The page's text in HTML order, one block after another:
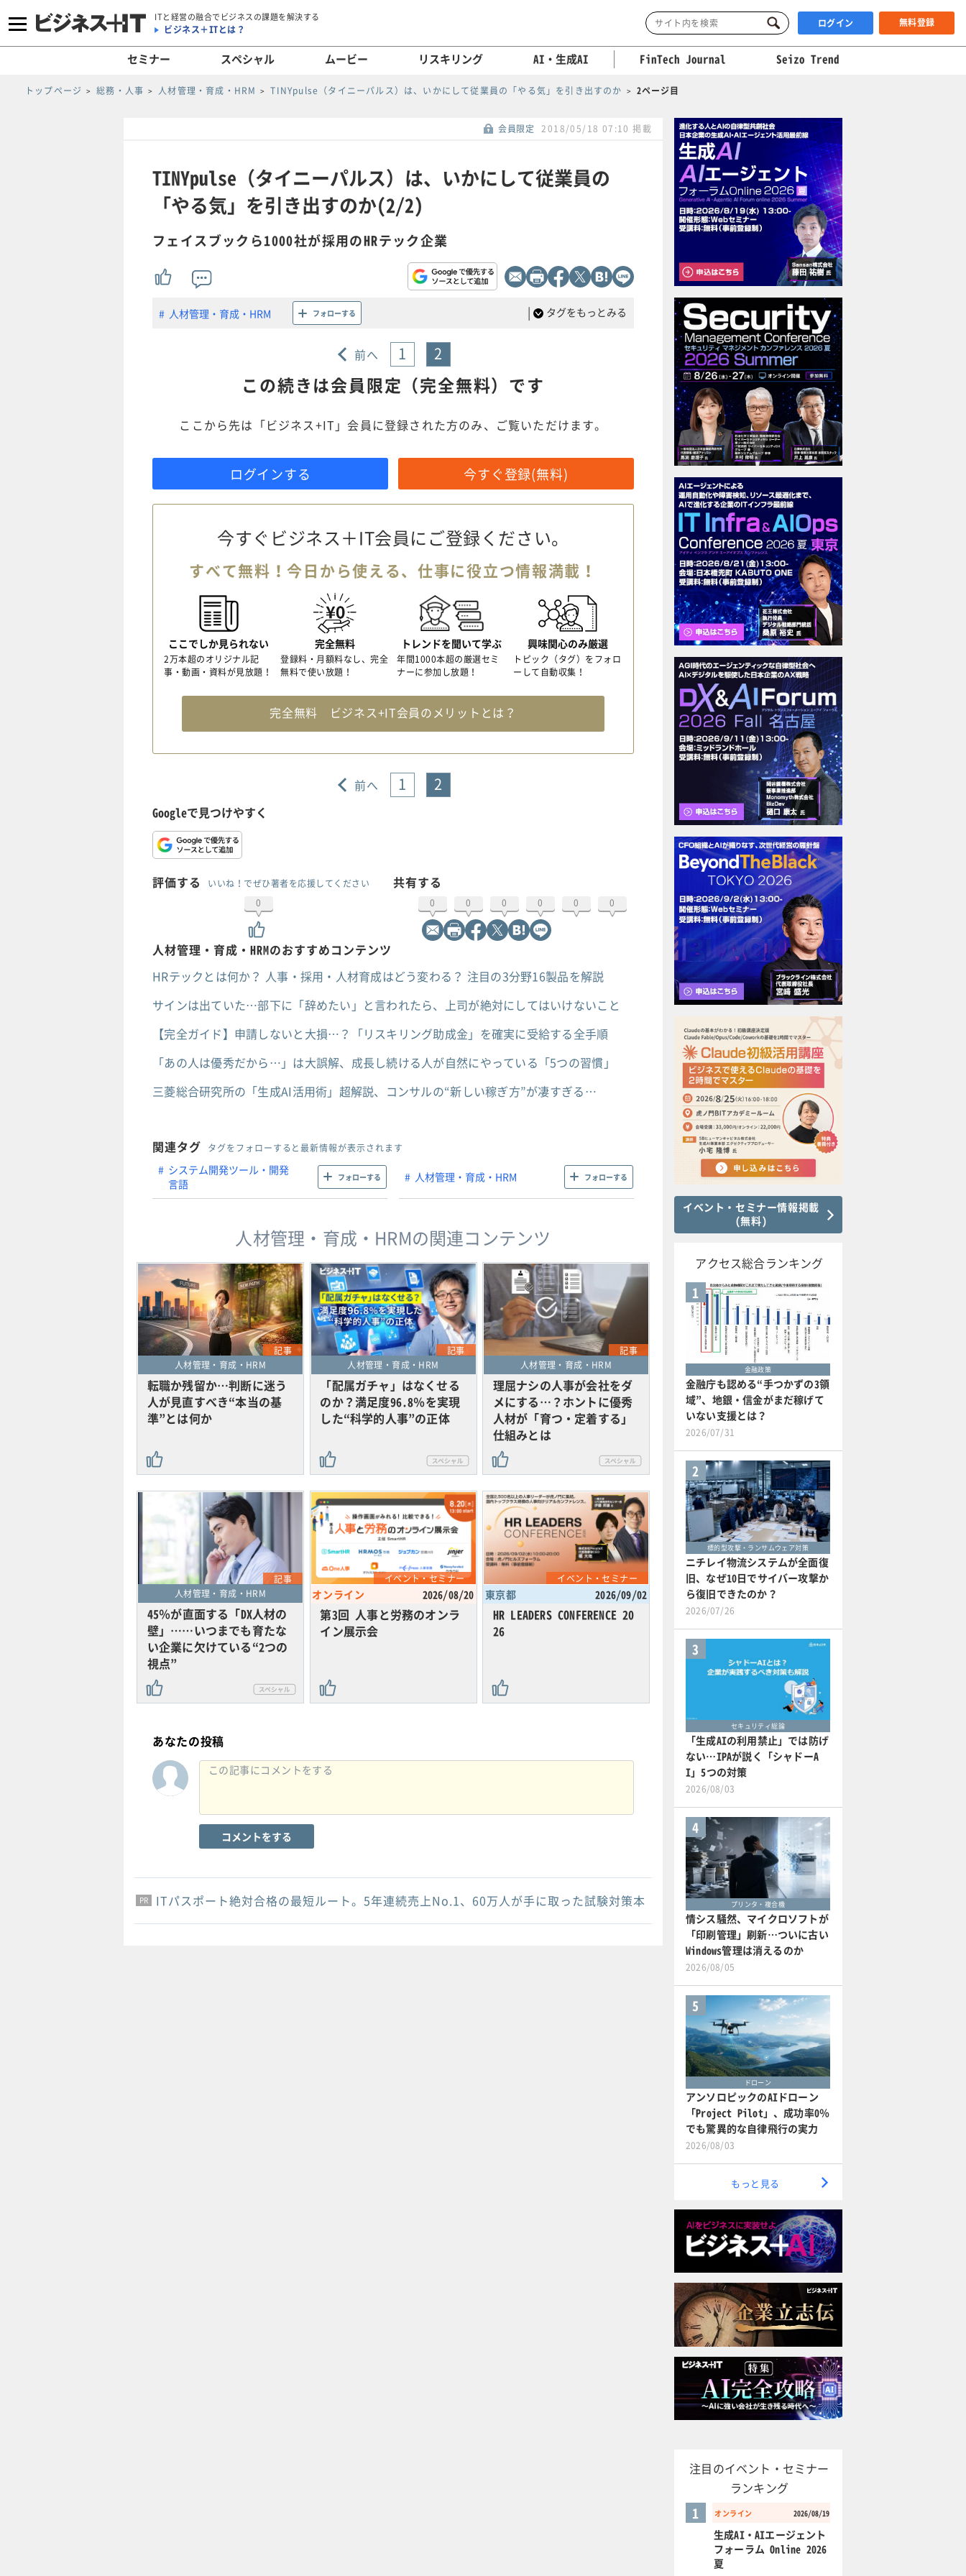
ITと経営の融合でビジネスの課題を解決する
ビジネス＋ITとは？ ログイン 無料登録
セミナー スペシャル ムービー リスキリング AI・生成AI FinTech Journal Seizo Trend
トップページ 総務・人事 人材管理・育成・HRM TINYpulse（タイニーパルス）は、いかにして従業員の「やる気」を引き出すのか 2ページ目
会員限定 2018/05/18 07:10 掲載
TINYpulse（タイニーパルス）は、いかにして従業員の
「やる気」を引き出すのか(2/2)
フェイスブックら1000社が採用のHRテック企業
人材管理・育成・HRM フォローする | タグをもっとみる
前へ 1 2
この続きは会員限定（完全無料）です
ここから先は「ビジネス+IT」会員に登録された方のみ、ご覧いただけます。
ログインする 今すぐ登録(無料)
今すぐビジネス＋IT会員にご登録ください。
すべて無料！今日から使える、仕事に役立つ情報満載！
ここでしか見られない
2万本超のオリジナル記
事・動画・資料が見放題！
完全無料
登録料・月額料なし、完全
無料で使い放題！
トレンドを聞いて学ぶ
年間1000本超の厳選セミ
ナーに参加し放題！
興味関心のみ厳選
トピック（タグ）をフォロ
ーして自動収集！
完全無料 ビジネス+IT会員のメリットとは？
前へ 1 2
Googleで見つけやすく
評価する
いいね！でぜひ著者を応援してください
0
共有する
0 0 0 0 0 0
人材管理・育成・HRMのおすすめコンテンツ
HRテックとは何か？ 人事・採用・人材育成はどう変わる？ 注目の3分野16製品を解説
サインは出ていた…部下に「辞めたい」と言われたら、上司が絶対にしてはいけないこと
【完全ガイド】申請しないと大損…？「リスキリング助成金」を確実に受給する全手順
「あの人は優秀だから…」は大誤解、成長し続ける人が自然にやっている「5つの習慣」
三菱総合研究所の「生成AI活用術」超解説、コンサルの“新しい稼ぎ方”が凄すぎる…
関連タグ タグをフォローすると最新情報が表示されます
システム開発ツール・開発
言語
フォローする 人材管理・育成・HRM フォローする
人材管理・育成・HRMの関連コンテンツ
記事
人材管理・育成・HRM
転職か残留か…判断に迷う
人が見直すべき“本当の基
準”とは何か
記事
人材管理・育成・HRM
「配属ガチャ」はなくせる
のか？満足度96.8％を実現
した“科学的人事”の正体
記事
人材管理・育成・HRM
理屈ナシの人事が会社をダ
メにする…？ホントに優秀
人材が「育つ・定着する」
仕組みとは
記事
人材管理・育成・HRM
45％が直面する「DX人材の
壁」……いつまでも育たな
い企業に欠けている“2つの
視点”
イベント・セミナー
オンライン 2026/08/20
第3回 人事と労務のオンラ
イン展示会
イベント・セミナー
東京都 2026/09/02
HR LEADERS CONFERENCE 20
26
あなたの投稿
コメントをする
PR
PR
PR ITパスポート絶対合格の最短ルート。5年連続売上No.1、60万人が手に取った試験対策本
イベント・セミナー情報掲載
(無料)
アクセス総合ランキング
1
金融政策
金融庁も認める“手つかずの3領
域”、地銀・信金がまだ稼げて
いない支援とは？
2026/07/31
2
標的型攻撃・ランサムウェア対策
ニチレイ物流システムが全面復
旧、なぜ10日でサイバー攻撃か
ら復旧できたのか？
2026/07/26
3
セキュリティ総論
「生成AIの利用禁止」では防げ
ない…IPAが説く「シャドーA
I」5つの対策
2026/08/03
4
プリンタ・複合機
情シス騒然、マイクロソフトが
「印刷管理」刷新…ついに古い
Windows管理は消えるのか
2026/08/05
5
ドローン
アンソロピックのAIドローン
「Project Pilot」、成功率0％
でも驚異的な自律飛行の実力
2026/08/03
もっと見る
注目のイベント・セミナー
ランキング
オンライン 2026/08/19
1
生成AI・AIエージェント
フォーラム Online 2026
夏